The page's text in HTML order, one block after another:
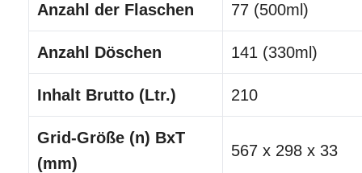
Anzahl der Flaschen 77 (500ml)
Anzahl Döschen 141 (330ml)
Inhalt Brutto (Ltr.) 210
Grid-Größe (n) BxT
(mm)
567 x 298 x 33